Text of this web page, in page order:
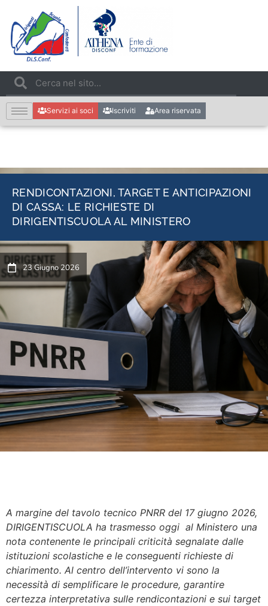
Servizi ai soci Iscriviti Area riservata
RENDICONTAZIONI, TARGET E ANTICIPAZIONI
DI CASSA: LE RICHIESTE DI
DIRIGENTISCUOLA AL MINISTERO
23 Giugno 2026
A margine del tavolo tecnico PNRR del 17 giugno 2026,
DIRIGENTISCUOLA ha trasmesso oggi al Ministero una
nota contenente le principali criticità segnalate dalle
istituzioni scolastiche e le conseguenti richieste di
chiarimento. Al centro dell’intervento vi sono la
necessità di semplificare le procedure, garantire
certezza interpretativa sulle rendicontazioni e sui target